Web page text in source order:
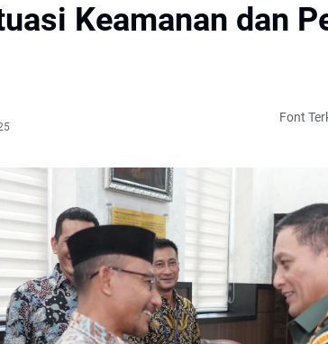
Keamanan dan
Font